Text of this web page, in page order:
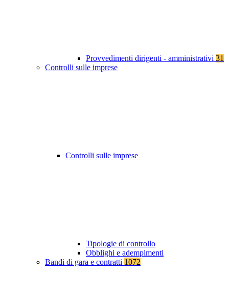
Provvedimenti dirigenti - amministrativi 31
Controlli sulle imprese
Controlli sulle imprese
Tipologie di controllo
Obblighi e adempimenti
Bandi di gara e contratti 1072